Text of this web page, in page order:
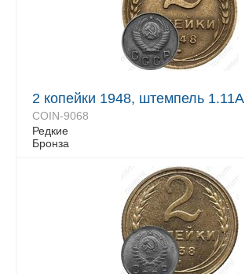
2 копейки 1948, штемпель 1.11А
COIN-9068
Редкие
Бронза